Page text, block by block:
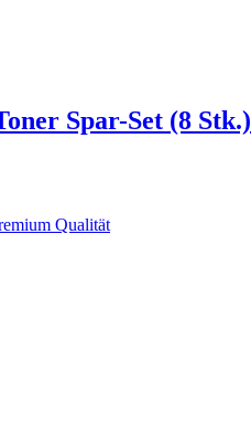
Spar-Set (8 Stk.)
Qualität